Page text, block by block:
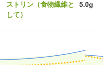
ストリン（食物繊維と
して）
5.0g